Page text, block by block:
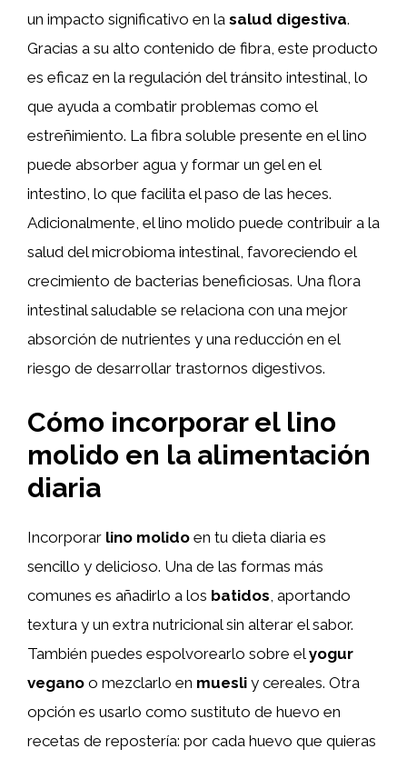
un impacto significativo en la salud digestiva.
Gracias a su alto contenido de fibra, este producto
es eficaz en la regulación del tránsito intestinal, lo
que ayuda a combatir problemas como el
estreñimiento. La fibra soluble presente en el lino
puede absorber agua y formar un gel en el
intestino, lo que facilita el paso de las heces.
Adicionalmente, el lino molido puede contribuir a la
salud del microbioma intestinal, favoreciendo el
crecimiento de bacterias beneficiosas. Una flora
intestinal saludable se relaciona con una mejor
absorción de nutrientes y una reducción en el
riesgo de desarrollar trastornos digestivos.
Cómo incorporar el lino
molido en la alimentación
diaria
Incorporar lino molido en tu dieta diaria es
sencillo y delicioso. Una de las formas más
comunes es añadirlo a los batidos , aportando
textura y un extra nutricional sin alterar el sabor.
También puedes espolvorearlo sobre elyogur
vegano o mezclarlo en muesli y cereales. Otra
opción es usarlo como sustituto de huevo en
recetas de repostería: por cada huevo que quieras